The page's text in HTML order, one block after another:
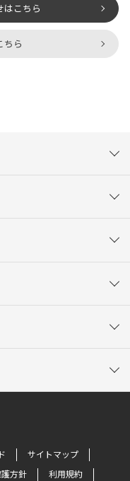
はこちら
ちら
サイトマップ
方針 利用規約